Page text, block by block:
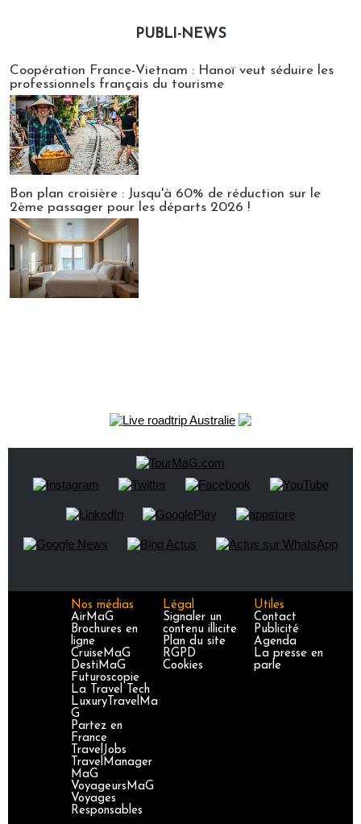
PUBLI-NEWS
Coopération France-Vietnam : Hanoï veut séduire les
professionnels français du tourisme
Bon plan croisière : Jusqu'à 60% de réduction sur le
2ème passager pour les départs 2026 !
Nos médias
AirMaG
Brochures en
ligne
CruiseMaG
DestiMaG
Futuroscopie
La Travel Tech
LuxuryTravelMa
G
Partez en
France
TravelJobs
TravelManager
MaG
VoyageursMaG
Voyages
Responsables
Légal
Signaler un
contenu illicite
Plan du site
RGPD
Cookies
Utiles
Contact
Publicité
Agenda
La presse en
parle